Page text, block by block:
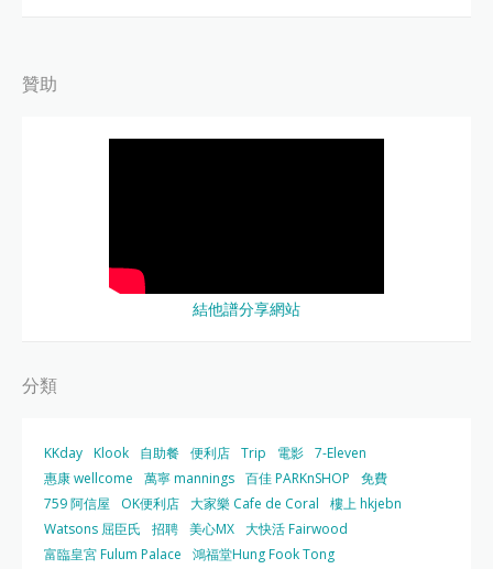
贊助
結他譜分享網站
分類
KKday Klook 自助餐 便利店 Trip 電影 7-Eleven
惠康 wellcome
萬寧 mannings 百佳 PARKnSHOP
免費
759 阿信屋
OK便利店 大家樂 Cafe de Coral
樓上 hkjebn
Watsons 屈臣氏
招聘 美心MX 大快活 Fairwood
富臨皇宮 Fulum Palace
鴻福堂Hung Fook Tong